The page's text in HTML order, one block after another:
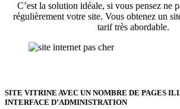
C’est la solution idéale, si vous pensez ne
régulièrement votre site. Vous obtenez un
tarif très abordable.
SITE VITRINE AVEC UN NOMBRE DE PAGES
INTERFACE D’ADMINISTRATION